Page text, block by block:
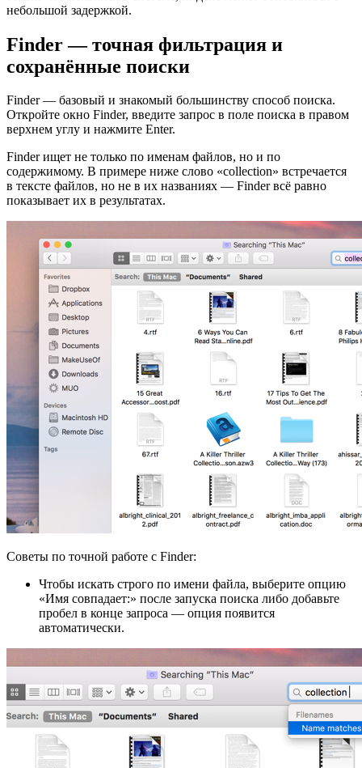
небольшой задержкой.
Finder — точная фильтрация и
сохранённые поиски
Finder — базовый и знакомый большинству способ поиска.
Откройте окно Finder, введите запрос в поле поиска в правом
верхнем углу и нажмите Enter.
Finder ищет не только по именам файлов, но и по
содержимому. В примере ниже слово «collection» встречается
в тексте файлов, но не в их названиях — Finder всё равно
показывает их в результатах.
Советы по точной работе с Finder:
Чтобы искать строго по имени файла, выберите опцию
«Имя совпадает:» после запуска поиска либо добавьте
пробел в конце запроса — опция появится
автоматически.